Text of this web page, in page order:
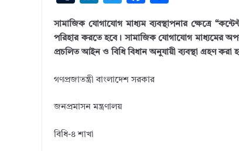
m
bl
k
e
n
it
te
e
b
o
ar
e
সামাজিক যোগাযোগ মাধ্যম ব্যবস্থাপনার ক্ষেত্রে
পরিহার করতে হবে। সামাজিক যোগাযোগ মাধ্যমের
প্রচলিত আইন ও বিধি বিধান অনুযায়ী ব্যবস্থা গ্রহণ করা
গণপ্রজাতন্ত্রী বাংলাদেশ সরকার
জনপ্রমাসন মন্ত্রণালয়
বিধি-৪ শাখা